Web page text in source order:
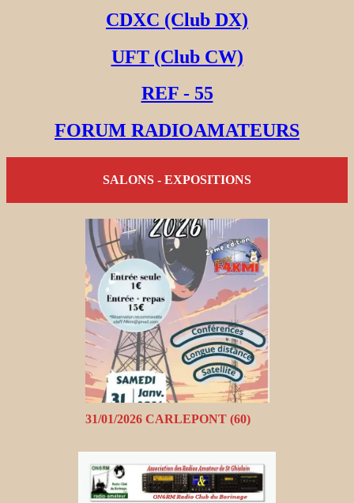
CDXC (Club DX)
UFT (Club CW)
REF - 55
FORUM RADIOAMATEURS
SALONS - EXPOSITIONS
31/01/2026 CARLEPONT (60)